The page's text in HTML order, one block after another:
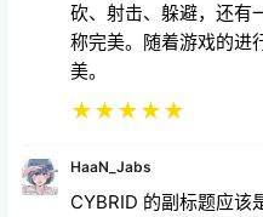
砍、射击、躲避，还有
称完美。随着游戏的进
美。
★★★★★
HaaN_Jabs
CYBRID 的副标题应该